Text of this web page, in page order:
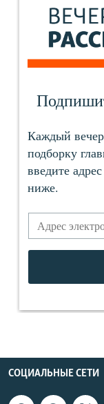
СОЦИАЛЬНЫЕ СЕТИ